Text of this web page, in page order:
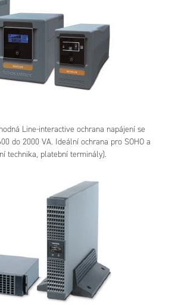
Line-interactive ochrana napájení se
do 2000 VA. Ideální ochrana pro SOHO a
technika, platební terminály).